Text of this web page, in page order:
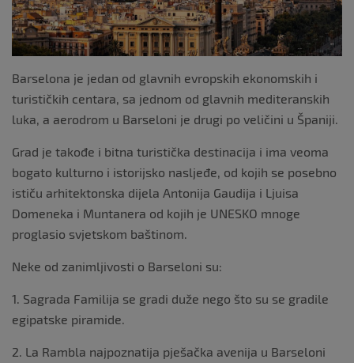
Barselona je jedan od glavnih evropskih ekonomskih i
turističkih centara, sa jednom od glavnih mediteranskih
luka, a aerodrom u Barseloni je drugi po veličini u Španiji.
Grad je takođe i bitna turistička destinacija i ima veoma
bogato kulturno i istorijsko nasljeđe, od kojih se posebno
ističu arhitektonska dijela Antonija Gaudija i Ljuisa
Domeneka i Muntanera od kojih je UNESKO mnoge
proglasio svjetskom baštinom.
Neke od zanimljivosti o Barseloni su:
1. Sagrada Familija se gradi duže nego što su se gradile
egipatske piramide.
2. La Rambla najpoznatija pješačka avenija u Barseloni